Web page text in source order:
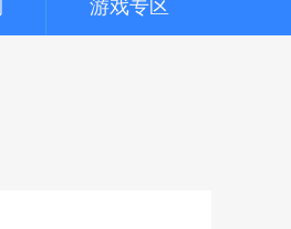
游戏专区